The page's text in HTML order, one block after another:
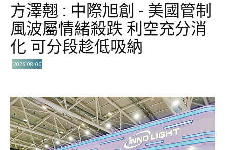
方澤翹 : 中際旭創 - 美國管制
風波屬情緒殺跌 利空充分消
化 可分段趁低吸納
2026-08-06